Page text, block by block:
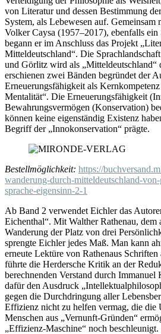
von Literatur und dessen Bestimmung
System, als Lebewesen auf. Gemeinsam
Volker Caysa (1957–2017), ebenfalls
begann er im Anschluss das Projekt
Mitteldeutschland“. Die
und Görlitz wird als „Mitteldeutschland“
erschienen zwei Bänden begründet der
Erneuerungsfähigkeit als
Mentalität“. Die Erneuerungsfähigkeit
Bewahrungsvermögen (Konservation)
können keine eigenständig Existenz
Begriff der „Innokonservation“ prägte.
Bestellmöglichkeit: https://
wanderung-durch-mitteldeutschland-
sprache-eigensinn-2-1
Ab Band 2 verwendet Eichler das
Eichenthal“. Mit Walther Rathenau,
Wanderung der Platz von drei
sprengte Eichler jedes Maß. Man kann
erneute Lektüre von Rathenaus
führte die Herdersche Kritik an der
berechnenden Verstand durch Immanuel
dafür den Ausdruck
gegen die Durchdringung aller
Effizienz nicht zu helfen vermag, die die
Menschen aus „Vernunft-Gründen“
„Effizienz-Maschine“ noch beschleunigt.